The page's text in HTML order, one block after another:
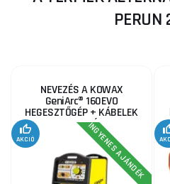
PERUN
NEVEZÉS A KOWAX
GeniArc® 160EVO
HEGESZTŐGÉP + KÁBELEK
VERSENYÉRE
AKCIÓ INGYENES AJÁNDÉK